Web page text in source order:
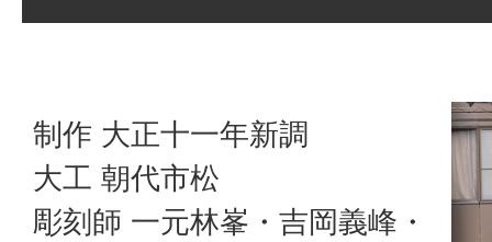
制作 大正十一年新調
大工 朝代市松
彫刻師 一元林峯・吉岡義峰・